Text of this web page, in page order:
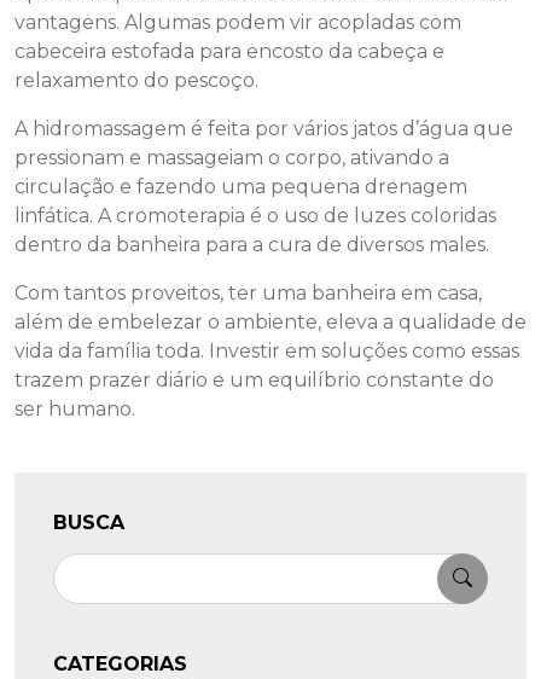
vantagens. Algumas podem vir acopladas com
cabeceira estofada para encosto da cabeça e
relaxamento do pescoço.
A hidromassagem é feita por vários jatos d’água que
pressionam e massageiam o corpo, ativando a
circulação e fazendo uma pequena drenagem
linfática. A cromoterapia é o uso de luzes coloridas
dentro da banheira para a cura de diversos males.
Com tantos proveitos, ter uma banheira em casa,
além de embelezar o ambiente, eleva a qualidade de
vida da família toda. Investir em soluções como essas
trazem prazer diário e um equilíbrio constante do
ser humano.
BUSCA
Pesquisar
CATEGORIAS